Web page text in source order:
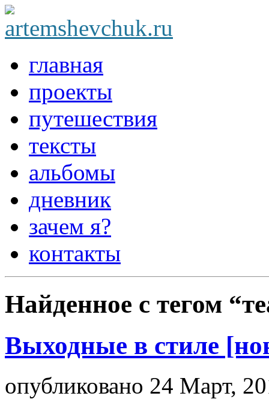
главная
проекты
путешествия
тексты
альбомы
дневник
зачем я?
контакты
Найденное с тегом
Выходные в стиле
опубликовано 24 Март,